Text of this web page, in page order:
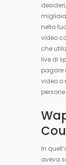
nella
video
che
live di
pagare
video o
In
aveva